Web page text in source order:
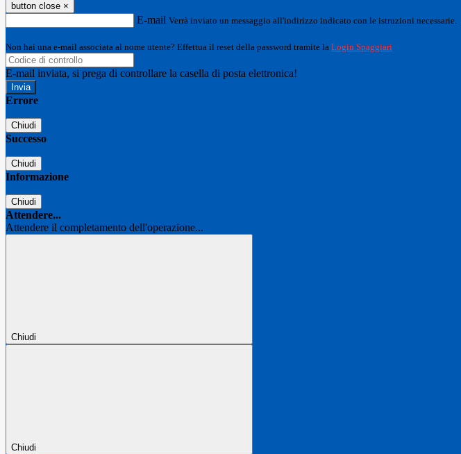
button close ×
E-mail Verrà inviato un messaggio all'indirizzo indicato con le istruzioni necessarie.
Non hai una e-mail associata al nome utente? Effettua il reset della password tramite la Login Spaggiari
E-mail inviata, si prega di controllare la casella di posta elettronica!
Errore
Chiudi
Successo
Chiudi
Informazione
Chiudi
Attendere...
Attendere il completamento dell'operazione...
Chiudi
Chiudi